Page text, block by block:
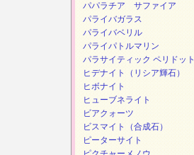
パパラチア サファイア
パライバガラス
パライバベリル
パライパトルマリン
パラサイティック ペリドット
ヒデナイト（リシア輝石）
ヒボナイト
ヒューブネライト
ビアクォーツ
ビスマイト（合成石）
ピーターサイト